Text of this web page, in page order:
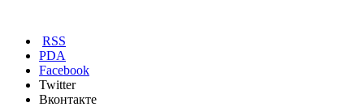
RSS
PDA
Facebook
Twitter
Вконтакте